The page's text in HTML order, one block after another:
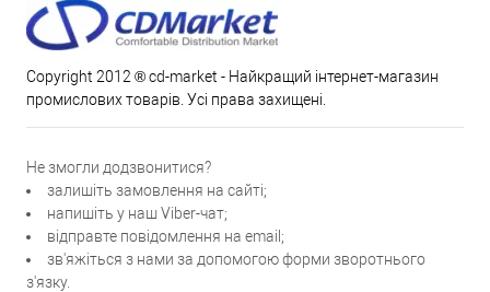
Copyright 2012 ® cd-market - Найкращий інтернет-магазин
промислових товарів. Усі права захищені.
Не змогли додзвонитися?
залишіть замовлення на сайті;
напишіть у наш Viber-чат;
відправте повідомлення на email;
зв'яжіться з нами за допомогою форми зворотнього
з'язку.